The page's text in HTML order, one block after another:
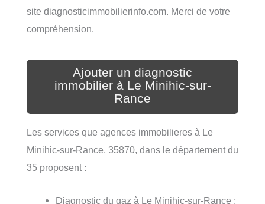
site diagnosticimmobilierinfo.com. Merci de votre
compréhension.
Ajouter un diagnostic
immobilier à Le Minihic-sur-
Rance
Les services que agences immobilieres à Le
Minihic-sur-Rance, 35870, dans le département du
35 proposent :
Diagnostic du gaz à Le Minihic-sur-Rance ;